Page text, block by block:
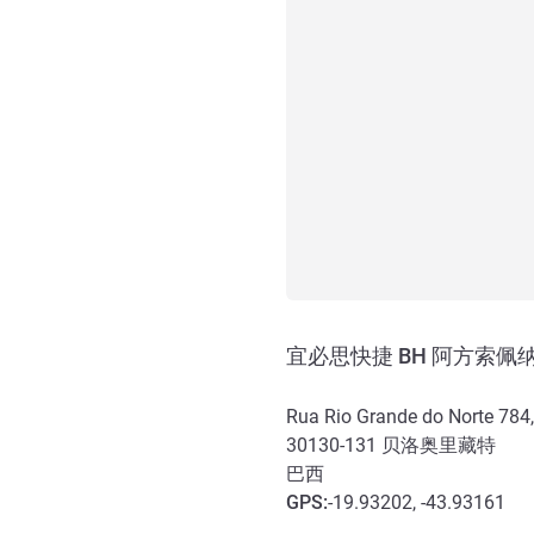
宜必思快捷 BH 阿方索佩
Rua Rio Grande do Norte
30130-131 贝洛奥里藏特
巴西
GPS:-19.93202, -43.93161